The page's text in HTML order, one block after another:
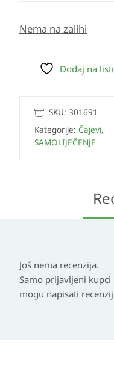
Nema na zalihi
Dodaj na
SKU: 301691
Kategorije: Čajevi,
SAMOLIJEČENJE
Još nema recenzija.
Samo prijavljeni
mogu napisati